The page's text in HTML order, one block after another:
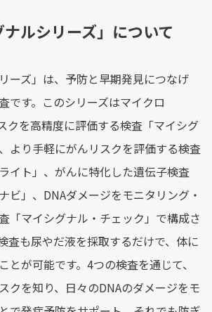
ルシリーズ」について
ーズ」は、予防と早期発見につなげ
です。このシリーズはマイクロ
クを高精度に評価する検査「マイシグ
より手軽にがんリスクを評価する検査
イト」、がんに特化した遺伝子検査
ビ」、DNAダメージをモニタリング・
「マイシグナル・チェック」で構成さ
査も尿やだ液を採取するだけで、体に
とが可能です。4つの検査を通じて、
クを知り、日々のDNAのダメージをモ